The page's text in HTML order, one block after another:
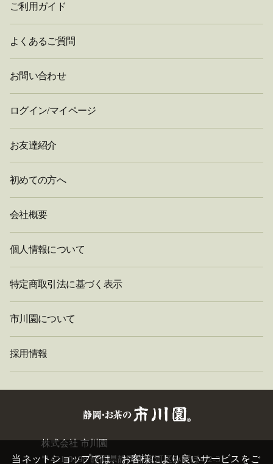
ご利用ガイド
よくあるご質問
お問い合わせ
ログイン/マイページ
お友達紹介
初めての方へ
会社概要
個人情報について
特定商取引法に基づく表示
市川園について
採用情報
株式会社 市川園
〒421-0198 静岡県静岡市駿河区みずほ4-2-3
当ネットショップでは、お客様により良いサービスをご
閉
じ